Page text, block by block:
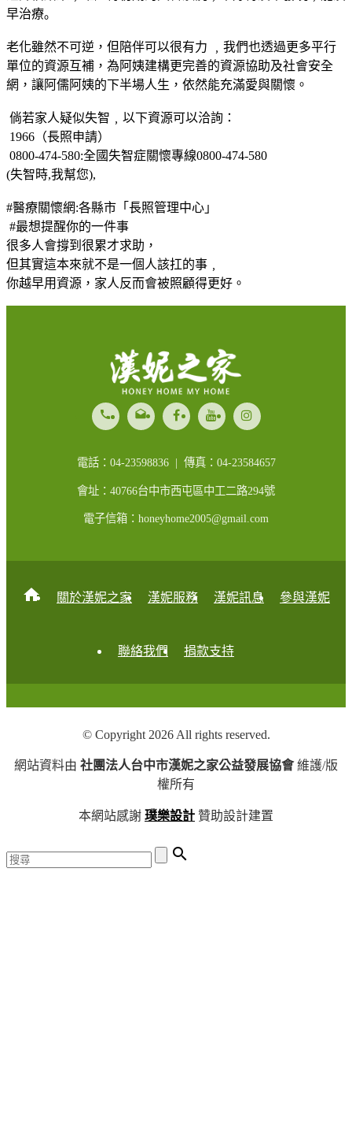
早治療｡
老化雖然不可逆，但陪伴可以很有力 ﹐我們也透過更多平行
單位的資源互補，為阿姨建構更完善的資源協助及社會安全
網，讓阿儒阿姨的下半場人生，依然能充滿愛與關懷。
倘若家人疑似失智﹐以下資源可以洽詢：
1966（長照申請）
0800-474-580:全國失智症關懷專線0800-474-580
(失智時,我幫您),
#醫療關懷網:各縣市「長照管理中心」
#最想提醒你的一件事
很多人會撐到很累才求助，
但其實這本來就不是一個人該扛的事﹐
你越早用資源，家人反而會被照顧得更好。
call drafts
電話：04-23598836 | 傳真：04-23584657
會址：40766台中市西屯區中工二路294號
電子信箱：honeyhome2005@gmail.com
home 關於漢妮之家 漢妮服務 漢妮訊息 參與漢妮
聯絡我們 捐款支持
© Copyright 2026 All rights reserved.
網站資料由 社團法人台中市漢妮之家公益發展協會維護/版
權所有
本網站感謝 璞樂設計 贊助設計建置
